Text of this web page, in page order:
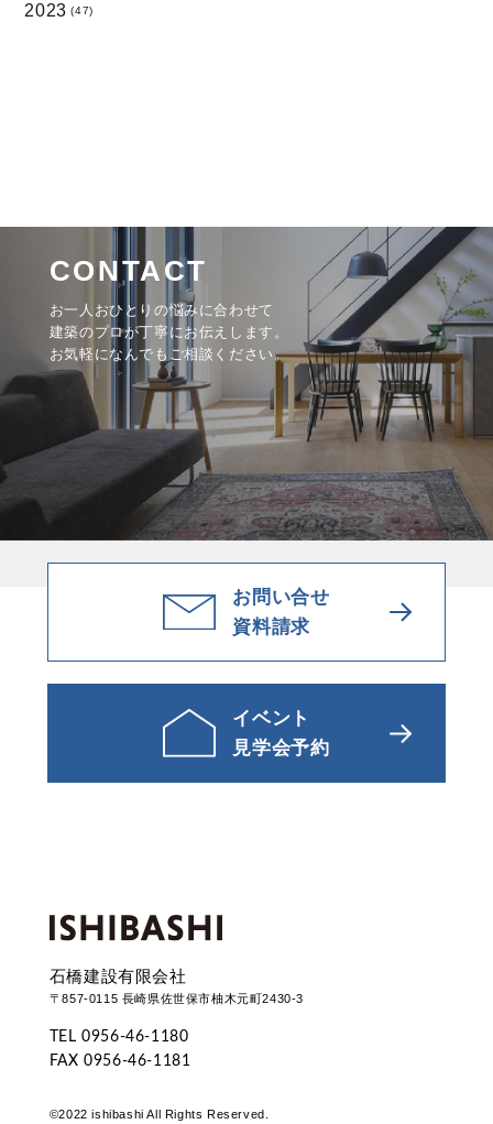
2023 (47)
CONTACT
お一人おひとりの悩みに合わせて
建築のプロが丁寧にお伝えします。
お気軽になんでもご相談ください。
お問い合せ
資料請求
イベント
見学会予約
石橋建設有限会社
〒857-0115 長崎県佐世保市柚木元町2430-3
TEL 0956-46-1180
FAX 0956-46-1181
©2022 ishibashi All Rights Reserved.